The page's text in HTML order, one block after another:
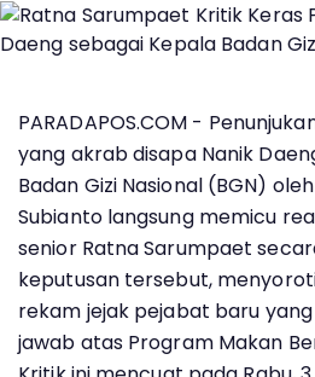
PARADAPOS.COM -
yang akrab disapa Nanik
Badan Gizi Nasional (BGN)
Subianto langsung memicu
senior Ratna Sarumpaet
keputusan tersebut,
rekam jejak pejabat baru
jawab atas Program Makan